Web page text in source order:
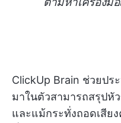
ClickUp Brain ช่วยปร
มาในตัวสามารถสรุปหั
และแม้กระทั่งถอดเสีย